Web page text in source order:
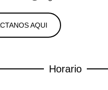
AQUI
Horario